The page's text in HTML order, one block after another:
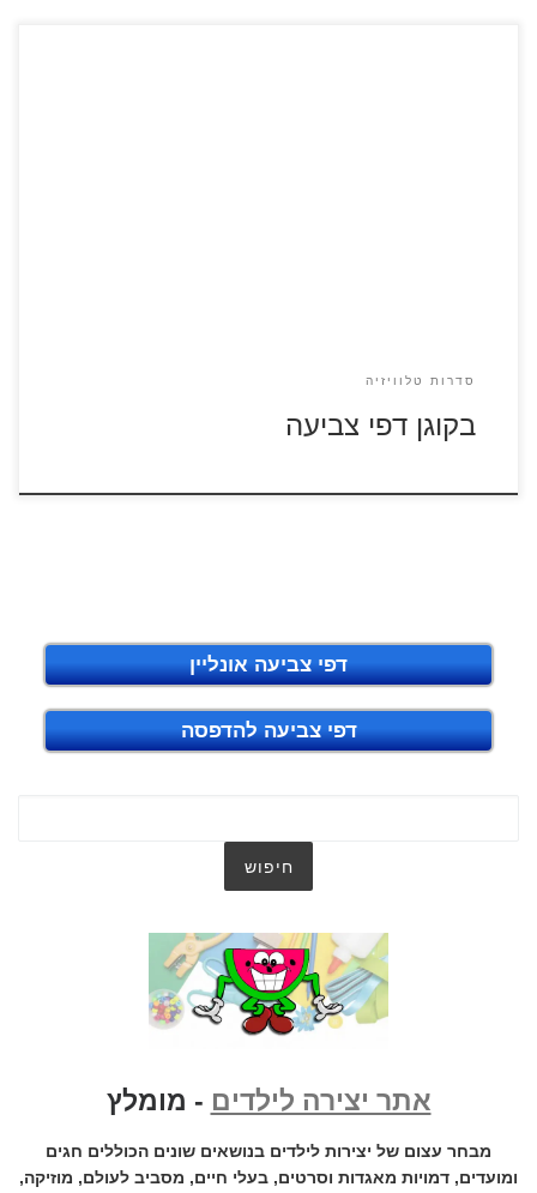
סדרות טלוויזיה
בקוגן דפי צביעה
דפי צביעה אונליין
דפי צביעה להדפסה
אתר יצירה לילדים - מומלץ
מבחר עצום של יצירות לילדים בנושאים שונים הכוללים חגים
ומועדים, דמויות מאגדות וסרטים, בעלי חיים, מסביב לעולם, מוזיקה,